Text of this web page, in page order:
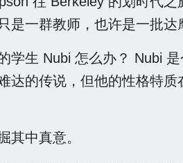
一群教师，也许是一批达
学生 Nubi 怎么办？ Nubi
达的传说，但他的性格特
其中真意。